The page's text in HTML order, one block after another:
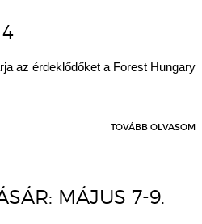
az érdeklődőket a Forest Hungary
TOVÁBB OLVASOM
MÁJUS 7-9.